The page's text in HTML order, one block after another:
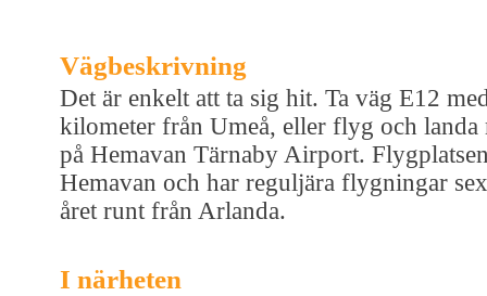
Vägbeskrivning
Det är enkelt att ta sig hit. Ta väg E12
kilometer från Umeå, eller flyg och
på Hemavan Tärnaby Airport.
Hemavan och har reguljära flygningar
året runt från Arlanda.
I närheten